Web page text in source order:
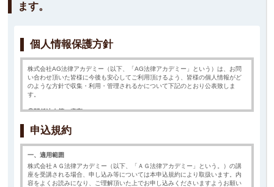
ます。
個人情報保護方針
株式会社AG法律アカデミー（以下、「AG法律アカデミー」という）は、お問
い合わせ頂いた皆様に今後も安心してご利用頂けるよう、皆様の個人情報がど
のような方針で収集・利用・管理されるかについて下記のとおり公表致しま
す。
①関係法令等の遵守
します。
②個人情報の収集目的
AG法律アカデミーは、皆様の個人情報を次の目的のために収集します。
・無料セミナーのご案内及びその付随業務
・上記に必要なお客様との連絡業務
申込規約
一、適用範囲
株式会社ＡＧ法律アカデミー（以下、「ＡＧ法律アカデミー」という。）の講
座を受講される場合、申し込み等については本申込規約により取扱います。内
容をよくお読みになり、ご理解頂いた上でお申し込みくださいますようお願い